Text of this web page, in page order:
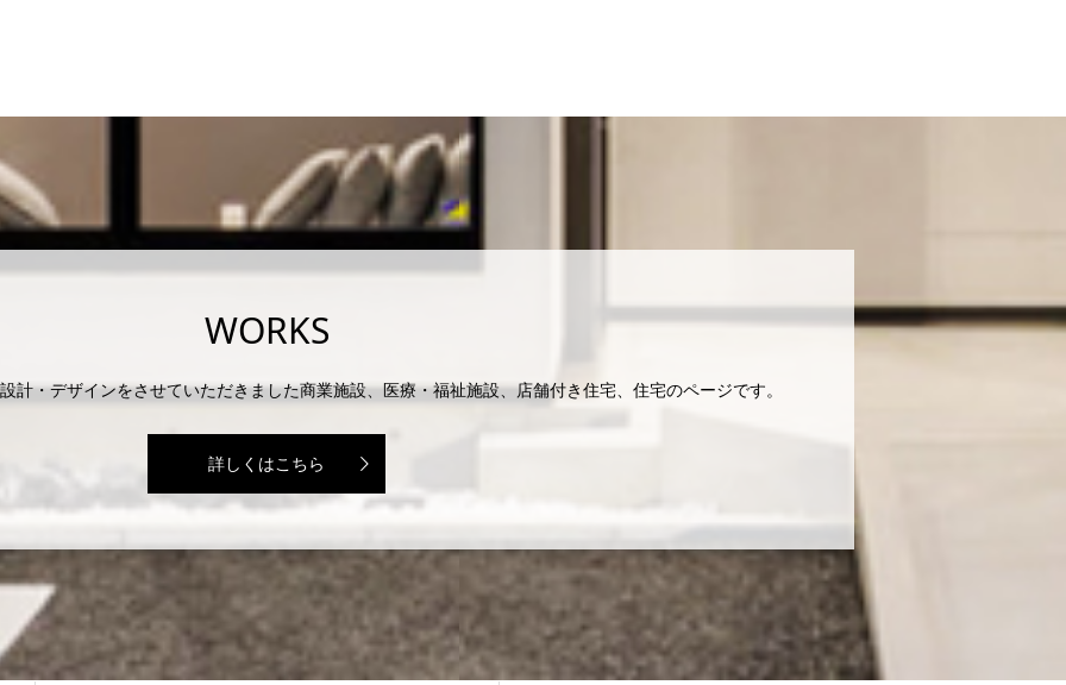
WORKS
計・デザインをさせていただきました商業施設、医療・福祉施設、店舗付き住宅、住宅のページです。
詳しくはこちら